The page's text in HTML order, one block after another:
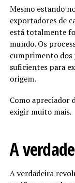
Mesmo estando
exportadores de
está totalmente
mundo. Os
cumprimento dos
suficientes para
origem.
Como apreciador
exigir muito mais.
A
A verdadeira